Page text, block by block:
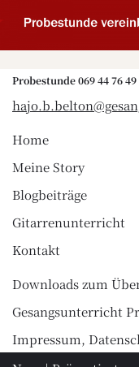
Probestunde 069 44 76 49
Home
Meine Story
Blogbeiträge
Gitarrenunterricht
Kontakt
Downloads zum
Gesangsunterricht
Impressum,